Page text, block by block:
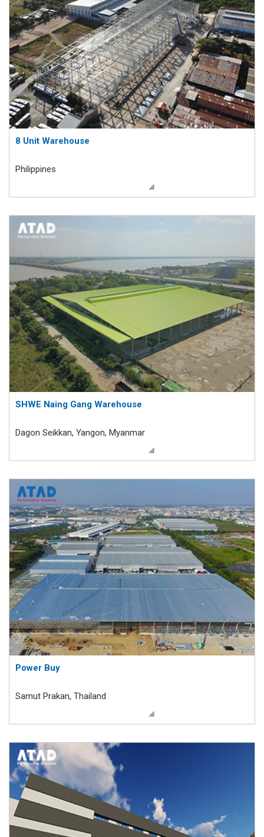
8 Unit Warehouse
Philippines
SHWE Naing Gang Warehouse
Dagon Seikkan, Yangon, Myanmar
Power Buy
Samut Prakan, Thailand